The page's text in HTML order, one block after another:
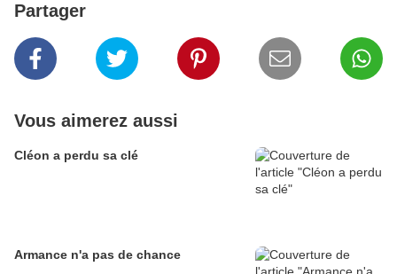
Partager
Vous aimerez aussi
Cléon a perdu sa clé
Armance n'a pas de chance